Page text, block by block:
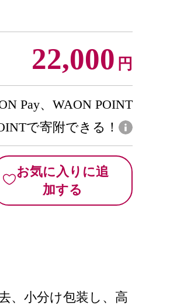
22,000 円
Pay、WAON POINT
で寄附できる！
お気に入りに追
加する
、小分け包装し、高